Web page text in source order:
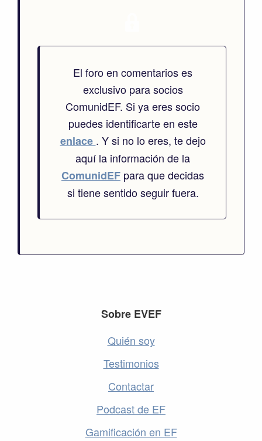
El foro en comentarios es
exclusivo para socios
ComunidEF. Si ya eres socio
puedes identificarte en este
enlace . Y si no lo eres, te dejo
aquí la información de la
ComunidEF para que decidas
si tiene sentido seguir fuera.
Sobre EVEF
Quién soy
Testimonios
Contactar
Podcast de EF
Gamificación en EF